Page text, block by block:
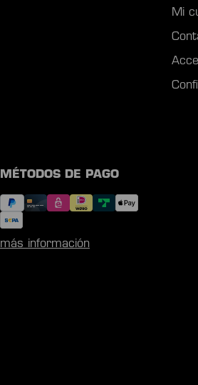
Mi
MÉTODOS DE PAGO
más información